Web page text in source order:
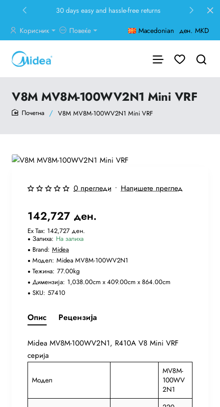
30 days easy and hassle-free returns
Корисник Повеќе Macedonian ден. MKD
V8M MV8M-100WV2N1 Mini VRF
V8M MV8M-100WV2N1 Mini VRF
Бесплатна Достава
0 прегледи • Напишете преглед
142,727 ден.
Ex Tax: 142,727 ден.
Залиха: На залиха
Brand: Midea
Модел: Midea MV8M-100WV2N1
Тежина: 77.00kg
Димензија: 1,038.00cm x 409.00cm x 864.00cm
SKU: 57410
Опис Рецензија
Midea MV8M-100WV2N1, R410A V8 Mini VRF
серија
Модел
MV8M-
100WV
2N1